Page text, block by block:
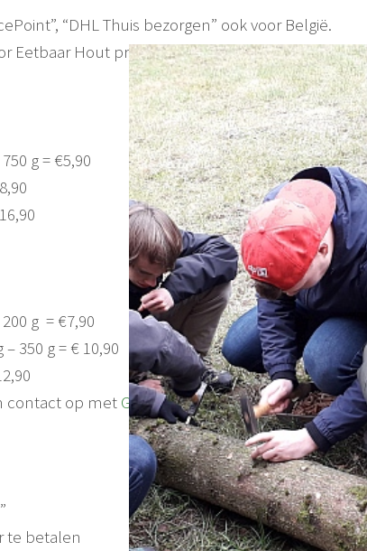
“DHL Thuis bezorgen” ook voor België.
Eetbaar Hout producten en reishi kweekpakket
g = €5,90
g = €7,90
350 g = € 10,90
contact op met Groene Takken
te betalen